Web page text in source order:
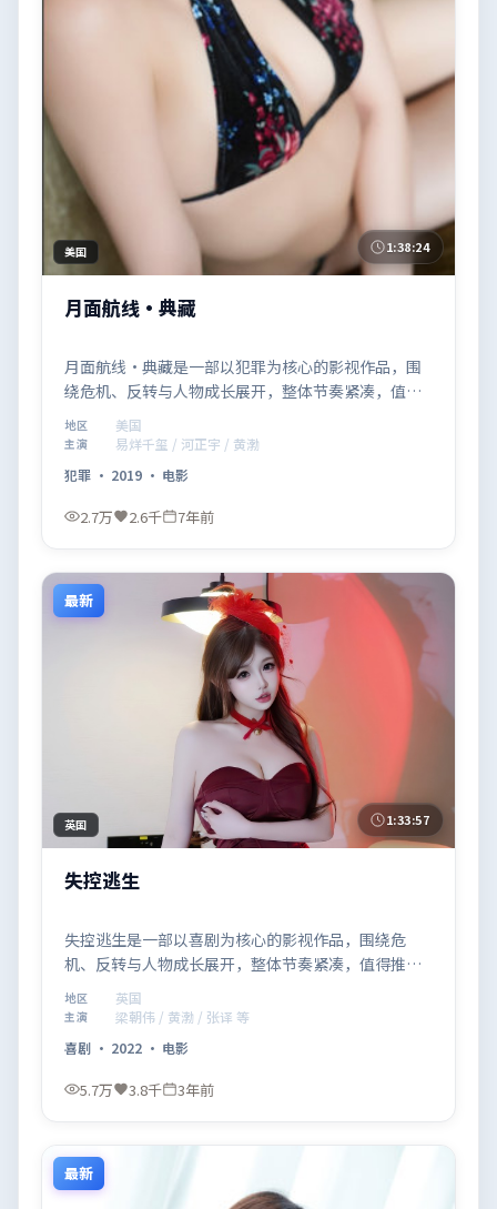
美国 1:38:24
月面航线·典藏
月面航线·典藏是一部以犯罪为核心的影视作品，围
绕危机、反转与人物成长展开，整体节奏紧凑，值得
推荐观看。
地区 美国
主演
易烊千玺 / 河正宇 / 黄渤
犯罪 · 2019 · 电影
2.7万 2.6千 7年前
最新
英国 1:33:57
失控逃生
失控逃生是一部以喜剧为核心的影视作品，围绕危
机、反转与人物成长展开，整体节奏紧凑，值得推荐
观看。
地区 英国
主演
梁朝伟 / 黄渤 / 张译 等
喜剧 · 2022 · 电影
5.7万 3.8千 3年前
最新